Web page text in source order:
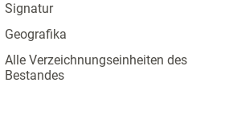
Signatur
Geografika
Alle Verzeichnungseinheiten des
Bestandes